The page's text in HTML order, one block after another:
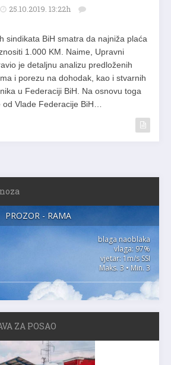
25.10.2019. 13:22h
sindikata BiH smatra da najniža plaća
1.000 KM. Naime, Upravni
je detaljnu analizu predloženih
i porezu na dohodak, kao i stvarnih
u Federaciji BiH. Na osnovu toga
Vlade Federacije BiH…
PROZOR - RAMA
blaga naoblaka
vlaga: 97%
vjetar: 1m/s SSI
Maks. 3 • Min. 3
ZA POSAO